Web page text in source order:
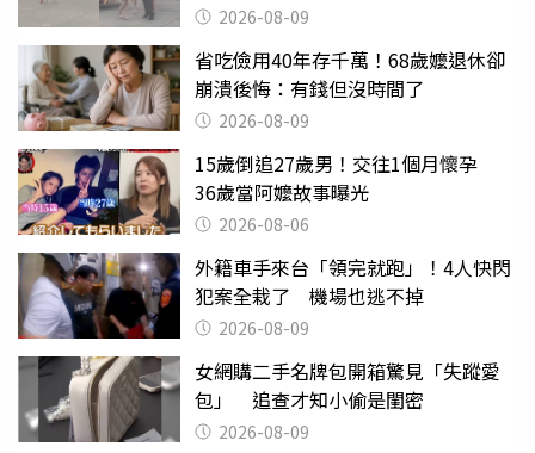
2026-08-09
省吃儉用40年存千萬！68歲嬤退休卻
崩潰後悔：有錢但沒時間了
2026-08-09
15歲倒追27歲男！交往1個月懷孕
36歲當阿嬤故事曝光
2026-08-06
外籍車手來台「領完就跑」！4人快閃
犯案全栽了 機場也逃不掉
2026-08-09
女網購二手名牌包開箱驚見「失蹤愛
包」 追查才知小偷是閨密
2026-08-09